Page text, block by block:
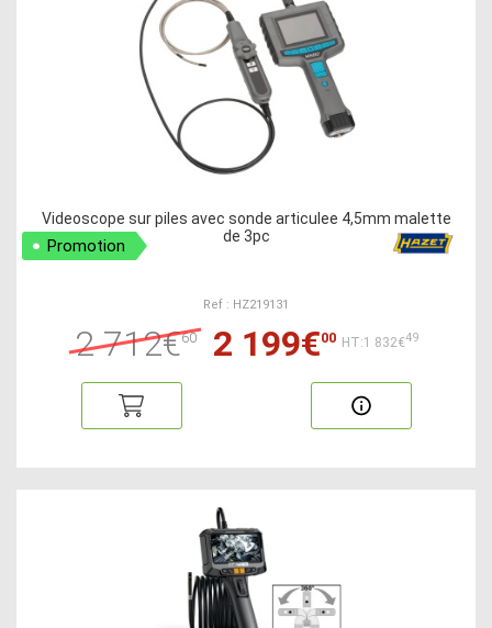
Videoscope sur piles avec sonde articulee 4,5mm malette
de 3pc
Promotion
Ref : HZ219131
2 712€60 2 199€00 HT:1 832€49